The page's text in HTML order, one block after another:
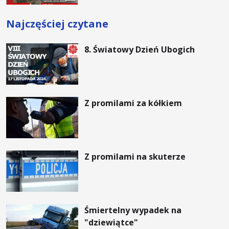
Najczęściej czytane
8. Światowy Dzień Ubogich
Z promilami za kółkiem
Z promilami na skuterze
Śmiertelny wypadek na
"dziewiątce"